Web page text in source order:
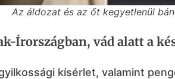
Az áldozat és az őt kegyetlenül
Írországban, vád alatt a
kísérlet, valamint